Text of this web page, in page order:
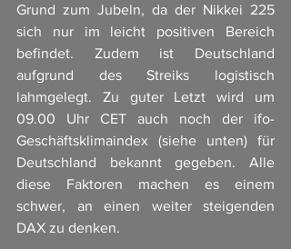
Grund zum Jubeln, da der Nikkei 225
sich nur im leicht positiven Bereich
befindet. Zudem ist Deutschland
aufgrund des Streiks logistisch
lahmgelegt. Zu guter Letzt wird um
09.00 Uhr CET auch noch der ifo-
Geschäftsklimaindex (siehe unten) für
Deutschland bekannt gegeben. Alle
diese Faktoren machen es einem
schwer, an einen weiter steigenden
DAX zu denken.